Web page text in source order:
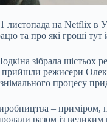
на Netflix в
та про які гроші тут
зібрала шістьох
прийшли режисери
процесу
–
разом із